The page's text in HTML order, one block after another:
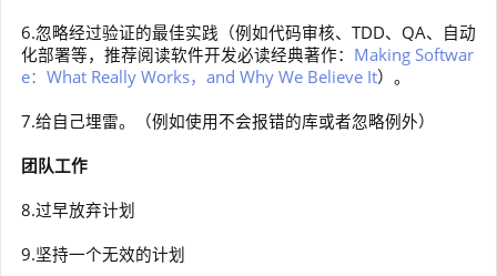
6.忽略经过验证的最佳实践（例如代码审核、TDD、QA、自动
化部署等，推荐阅读软件开发必读经典著作： Making Softwar
e：What Really Works，and Why We Believe It）。
7.给自己埋雷。（例如使用不会报错的库或者忽略例外）
团队工作
8.过早放弃计划
9.坚持一个无效的计划